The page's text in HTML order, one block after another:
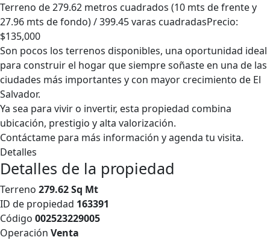
Terreno de 279.62 metros cuadrados (10 mts de frente y
27.96 mts de fondo) / 399.45 varas cuadradasPrecio:
$135,000
Son pocos los terrenos disponibles, una oportunidad ideal
para construir el hogar que siempre soñaste en una de las
ciudades más importantes y con mayor crecimiento de El
Salvador.
Ya sea para vivir o invertir, esta propiedad combina
ubicación, prestigio y alta valorización.
Contáctame para más información y agenda tu visita.
Detalles
Detalles de la propiedad
Terreno 279.62 Sq Mt
ID de propiedad 163391
Código 002523229005
Operación Venta